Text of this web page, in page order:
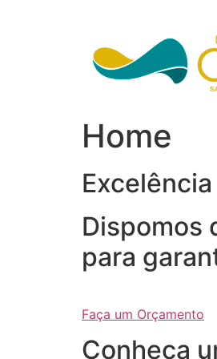
Home
Dispomos
para
Faça um Orçamento
Conheça